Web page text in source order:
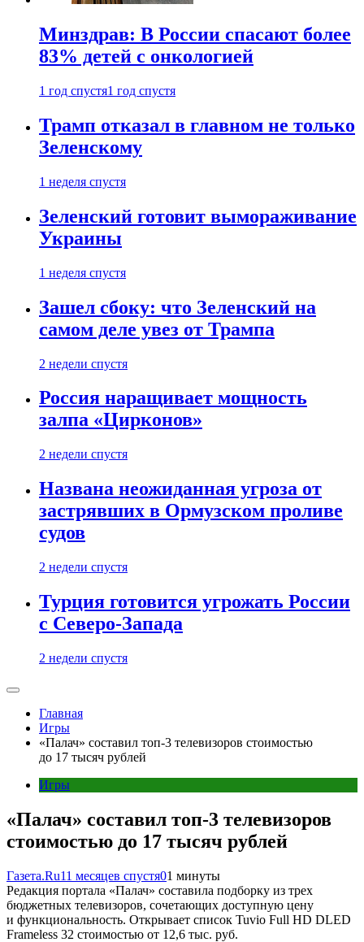
Минздрав: В России спасают более
83% детей с онкологией
1 год спустя1 год спустя
Трамп отказал в главном не только
Зеленскому
1 неделя спустя
Зеленский готовит вымораживание
Украины
1 неделя спустя
Зашел сбоку: что Зеленский на
самом деле увез от Трампа
2 недели спустя
Россия наращивает мощность
залпа «Цирконов»
2 недели спустя
Названа неожиданная угроза от
застрявших в Ормузском проливе
судов
2 недели спустя
Турция готовится угрожать России
с Северо-Запада
2 недели спустя
Главная
Игры
«Палач» составил топ-3 телевизоров стоимостью
до 17 тысяч рублей
Игры
«Палач» составил топ-3 телевизоров
стоимостью до 17 тысяч рублей
Газета.Ru11 месяцев спустя01 минуты
Редакция портала «Палач» составила подборку из трех
бюджетных телевизоров, сочетающих доступную цену
и функциональность. Открывает список Tuvio Full HD DLED
Frameless 32 стоимостью от 12,6 тыс. руб.